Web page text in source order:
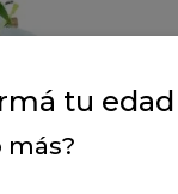
tu edad
más?